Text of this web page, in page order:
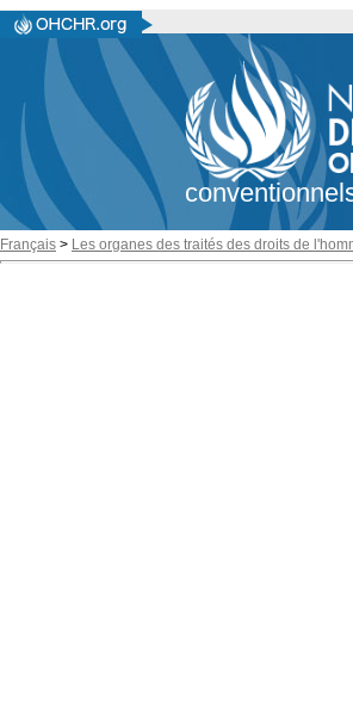
Français > Les organes des traités des droits de